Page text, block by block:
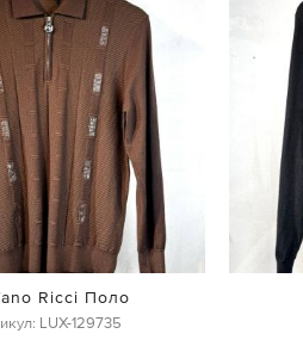
Ricci Поло
LUX-129735